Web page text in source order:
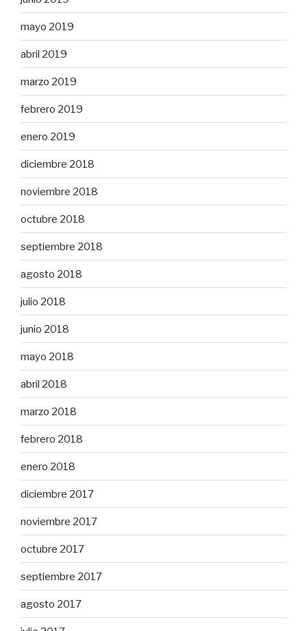
mayo 2019
abril 2019
marzo 2019
febrero 2019
enero 2019
diciembre 2018
noviembre 2018
octubre 2018
septiembre 2018
agosto 2018
julio 2018
junio 2018
mayo 2018
abril 2018
marzo 2018
febrero 2018
enero 2018
diciembre 2017
noviembre 2017
octubre 2017
septiembre 2017
agosto 2017